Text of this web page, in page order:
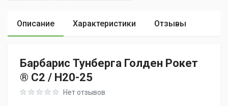
Описание Характеристики Отзывы
Барбарис Тунберга Голден Рокет
® C2 / H20-25
Rating: 0 out of 5Нет отзывов